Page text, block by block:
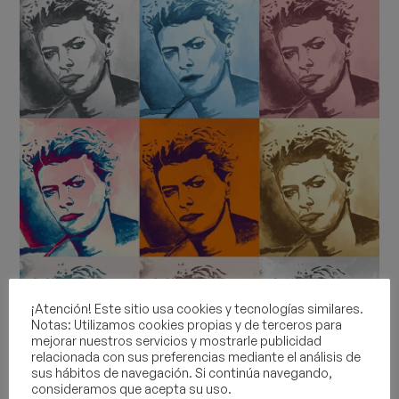
¡Atención! Este sitio usa cookies y tecnologías similares.
Notas: Utilizamos cookies propias y de terceros para
mejorar nuestros servicios y mostrarle publicidad
relacionada con sus preferencias mediante el análisis de
sus hábitos de navegación. Si continúa navegando,
consideramos que acepta su uso.